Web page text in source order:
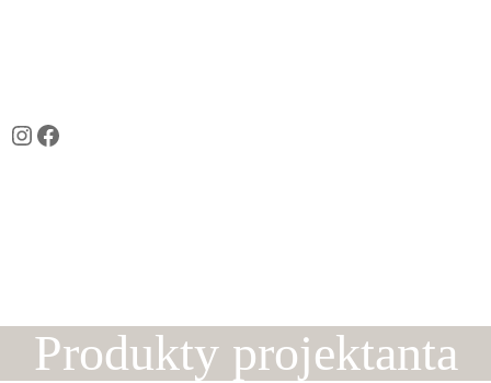
Instagram
Facebook
Produkty projektanta